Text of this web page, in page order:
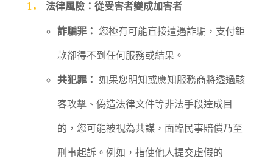
法律風險：從受害者變成加害者
詐騙罪： 您極有可能直接遭遇詐騙，支付鉅
款卻得不到任何服務或結果。
共犯罪： 如果您明知或應知服務商將透過駭
客攻擊、偽造法律文件等非法手段達成目
的，您可能被視為共謀，面臨民事賠償乃至
刑事起訴。例如，指使他人提交虛假的